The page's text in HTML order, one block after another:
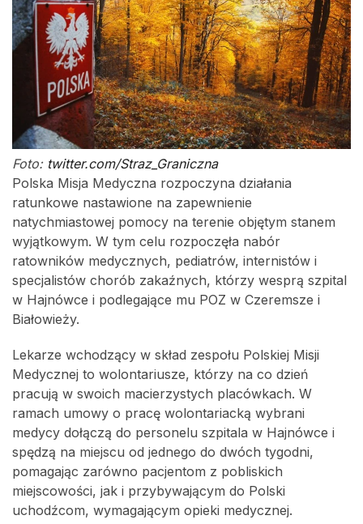
Foto: twitter.com/Straz_Graniczna
Polska Misja Medyczna rozpoczyna działania
ratunkowe nastawione na zapewnienie
natychmiastowej pomocy na terenie objętym stanem
wyjątkowym. W tym celu rozpoczęła nabór
ratowników medycznych, pediatrów, internistów i
specjalistów chorób zakaźnych, którzy wesprą szpital
w Hajnówce i podlegające mu POZ w Czeremsze i
Białowieży.
Lekarze wchodzący w skład zespołu Polskiej Misji
Medycznej to wolontariusze, którzy na co dzień
pracują w swoich macierzystych placówkach. W
ramach umowy o pracę wolontariacką wybrani
medycy dołączą do personelu szpitala w Hajnówce i
spędzą na miejscu od jednego do dwóch tygodni,
pomagając zarówno pacjentom z pobliskich
miejscowości, jak i przybywającym do Polski
uchodźcom, wymagającym opieki medycznej.